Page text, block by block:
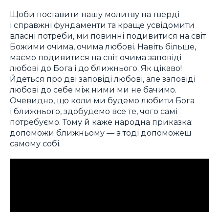
Щоби поставити нашу молитву на тверді
і справжні фундаменти та краще усвідомити
власні потреби, ми повинні подивитися на світ
Божими очима, очима любові. Навіть більше,
маємо подивитися на світ очима заповіді
любові до Бога і до ближнього. Як цікаво!
Йдеться про дві заповіді любові, але заповіді
любові до себе між ними ми не бачимо.
Очевидно, що коли ми будемо любити Бога
і ближнього, здобудемо все те, чого самі
потребуємо. Тому й каже народна приказка:
допоможи ближньому — а тоді допоможеш
самому собі.